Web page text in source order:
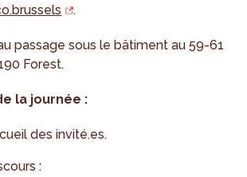
.
passage sous le bâtiment au 59-61
Forest.
la journée :
des invité.es.
: